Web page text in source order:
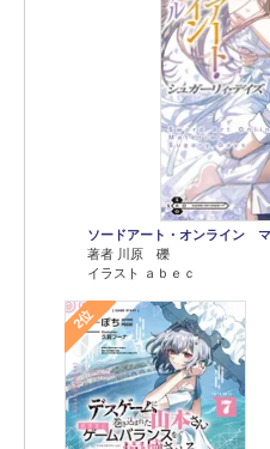
ソードアート・オンライン
著者 川原 礫
イラスト ａｂｅｃ
2位